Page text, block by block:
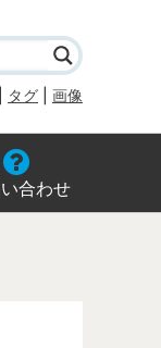
タグ 画像
合わせ